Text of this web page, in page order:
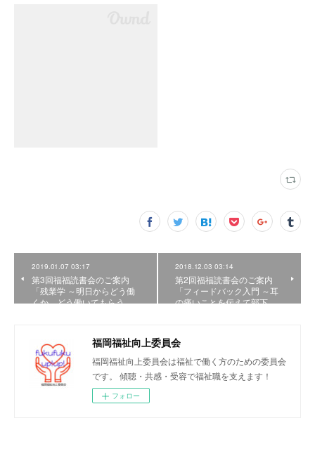
2019.01.07 03:17
第3回福福読書会のご案内
「残業学 ～明日からどう働
くか、どう働いてもらう…
2018.12.03 03:14
第2回福福読書会のご案内
「フィードバック入門 ～耳
の痛いことを伝えて部下…
福岡福祉向上委員会
福岡福祉向上委員会は福祉で働く方のための委員会
です。 傾聴・共感・受容で福祉職を支えます！
フォロー